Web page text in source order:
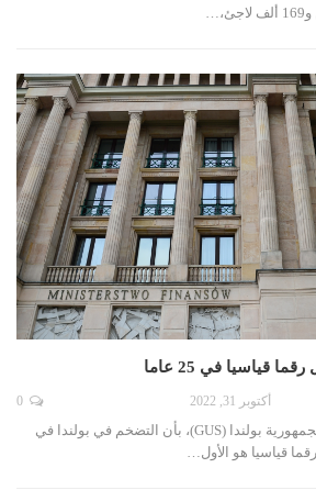
قياسيا في 25 عاما
أكتوبر 31, 2022
أفادت مكتب الإحصاء العام لجمهورية بولندا (GUS)، بأن التضخم في بولندا في
قياسيا هو الأول…